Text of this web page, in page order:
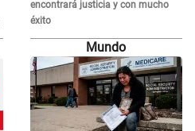
encontrará justicia y con mucho
éxito
Mundo